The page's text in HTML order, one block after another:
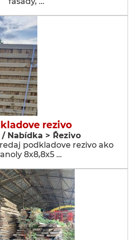
rezivo
/ Nabídka > Řezivo
podkladove rezivo ako
8x8,8x5 …